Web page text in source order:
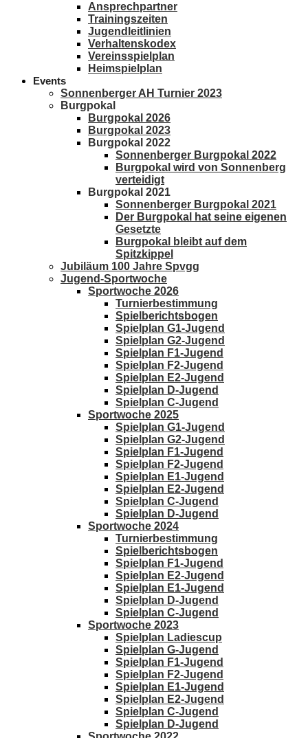
Ansprechpartner
Trainingszeiten
Jugendleitlinien
Verhaltenskodex
Vereinsspielplan
Heimspielplan
Events
Sonnenberger AH Turnier 2023
Burgpokal
Burgpokal 2026
Burgpokal 2023
Burgpokal 2022
Sonnenberger Burgpokal 2022
Burgpokal wird von Sonnenberg
verteidigt
Burgpokal 2021
Sonnenberger Burgpokal 2021
Der Burgpokal hat seine eigenen
Gesetzte
Burgpokal bleibt auf dem
Spitzkippel
Jubiläum 100 Jahre Spvgg
Jugend-Sportwoche
Sportwoche 2026
Turnierbestimmung
Spielberichtsbogen
Spielplan G1-Jugend
Spielplan G2-Jugend
Spielplan F1-Jugend
Spielplan F2-Jugend
Spielplan E2-Jugend
Spielplan D-Jugend
Spielplan C-Jugend
Sportwoche 2025
Spielplan G1-Jugend
Spielplan G2-Jugend
Spielplan F1-Jugend
Spielplan F2-Jugend
Spielplan E1-Jugend
Spielplan E2-Jugend
Spielplan C-Jugend
Spielplan D-Jugend
Sportwoche 2024
Turnierbestimmung
Spielberichtsbogen
Spielplan F1-Jugend
Spielplan E2-Jugend
Spielplan E1-Jugend
Spielplan D-Jugend
Spielplan C-Jugend
Sportwoche 2023
Spielplan Ladiescup
Spielplan G-Jugend
Spielplan F1-Jugend
Spielplan F2-Jugend
Spielplan E1-Jugend
Spielplan E2-Jugend
Spielplan C-Jugend
Spielplan D-Jugend